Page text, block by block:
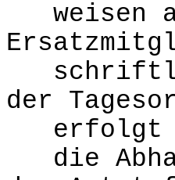
weisen
der
erfolgt
die